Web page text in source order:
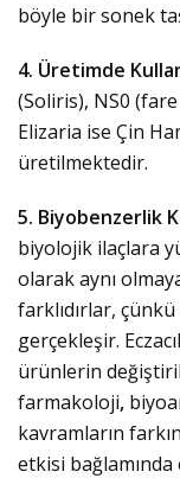
böyle bir sonek
4. Üretimde
(Soliris), NS0
Elizaria ise Çin
üretilmektedir.
5. Biyobenzerlik
biyolojik ilaçlara
olarak aynı
farklıdırlar,
gerçekleşir.
ürünlerin
farmakoloji,
kavramların
etkisi